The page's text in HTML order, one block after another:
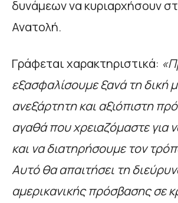
δυνάμεων να κυριαρχήσουν
Ανατολή.
Γράφεται χαρακτηριστικά:
εξασφαλίσουμε ξανά τη δική
ανεξάρτητη και αξιόπιστη
αγαθά που χρειαζόμαστε για
και να διατηρήσουμε τον
Αυτό θα απαιτήσει τη
αμερικανικής πρόσβασης σε